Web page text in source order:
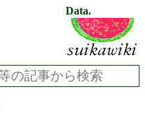
Data.